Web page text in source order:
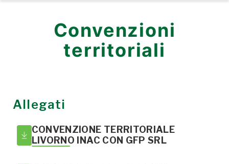
Convenzioni
territoriali
Allegati
CONVENZIONE TERRITORIALE
LIVORNO INAC CON GFP SRL